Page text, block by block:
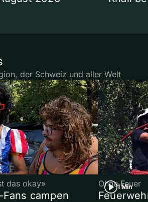
der Schweiz und aller Welt
das okay»
campen
1 Min
Ohne Feuer